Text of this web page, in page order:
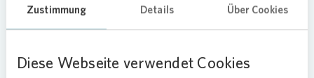
Zustimmung Details Über Cookies
Diese Webseite verwendet Cookies
Untere Jakobermauer 9 - 86152 Augsburg